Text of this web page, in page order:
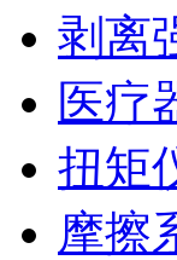
剥离
医疗
扭矩
摩擦